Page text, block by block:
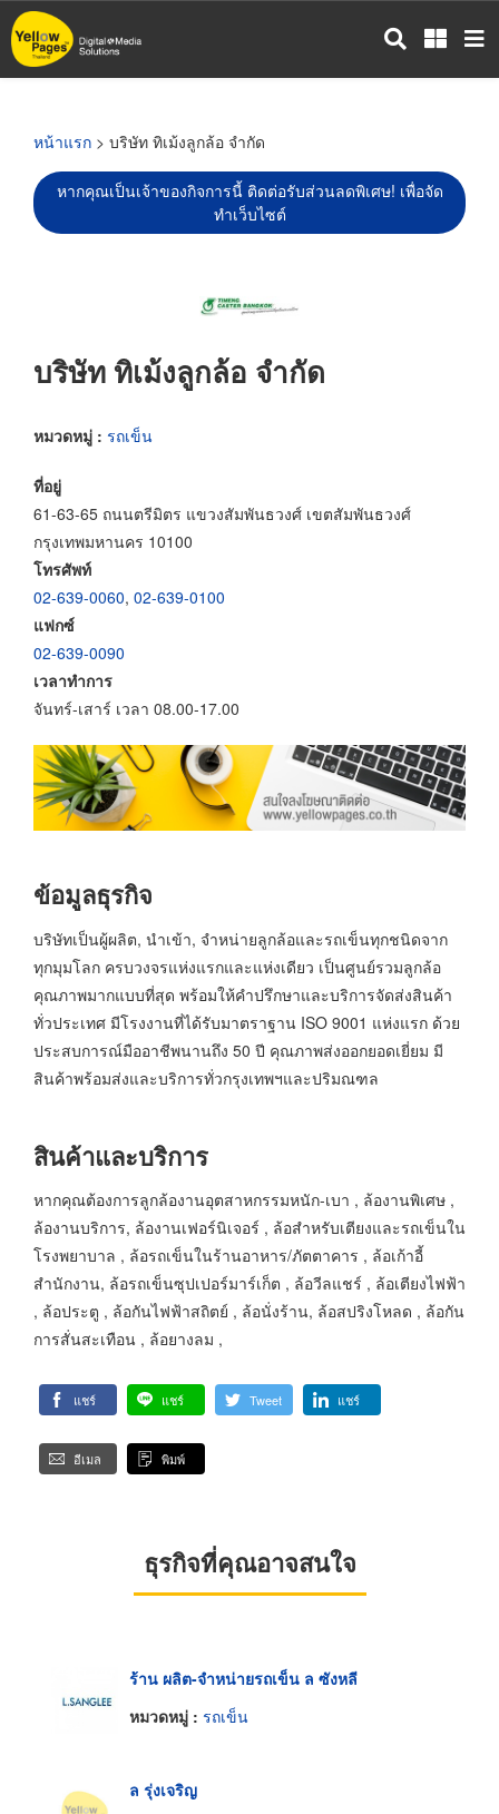
ข้าม
ไป
หน้าแรก > บริษัท ทิเม้งลูกล้อ จำกัด
หากคุณเป็นเจ้าของกิจการนี้ ติดต่อรับส่วนลดพิเศษ! เพื่อจัด
ทำเว็บไซต์
บริษัท ทิเม้งลูกล้อ จำกัด
หมวดหมู่ : รถเข็น
ที่อยู่
61-63-65 ถนนตรีมิตร แขวงสัมพันธวงศ์ เขตสัมพันธวงศ์
กรุงเทพมหานคร 10100
โทรศัพท์
02-639-0060, 02-639-0100
แฟกซ์
02-639-0090
เวลาทำการ
จันทร์-เสาร์ เวลา 08.00-17.00
ข้อมูลธุรกิจ
บริษัทเป็นผู้ผลิต, นำเข้า, จำหน่ายลูกล้อและรถเข็นทุกชนิดจาก
ทุกมุมโลก ครบวงจรแห่งแรกและแห่งเดียว เป็นศูนย์รวมลูกล้อ
คุณภาพมากแบบที่สุด พร้อมให้คำปรึกษาและบริการจัดส่งสินค้า
ทั่วประเทศ มีโรงงานที่ได้รับมาตราฐาน ISO 9001 แห่งแรก ด้วย
ประสบการณ์มืออาชีพนานถึง 50 ปี คุณภาพส่งออกยอดเยี่ยม มี
สินค้าพร้อมส่งและบริการทั่วกรุงเทพฯและปริมณฑล
สินค้าและบริการ
หากคุณต้องการลูกล้องานอุตสาหกรรมหนัก-เบา , ล้องานพิเศษ ,
ล้องานบริการ, ล้องานเฟอร์นิเจอร์ , ล้อสำหรับเตียงและรถเข็นใน
โรงพยาบาล , ล้อรถเข็นในร้านอาหาร/ภัตตาคาร , ล้อเก้าอี้
สำนักงาน, ล้อรถเข็นซุปเปอร์มาร์เก็ต , ล้อวีลแชร์ , ล้อเตียงไฟฟ้า
, ล้อประตู , ล้อกันไฟฟ้าสถิตย์ , ล้อนั่งร้าน, ล้อสปริงโหลด , ล้อกัน
การสั่นสะเทือน , ล้อยางลม ,
แชร์ แชร์ Tweet แชร์
อีเมล พิมพ์
ธุรกิจที่คุณอาจสนใจ
ร้าน ผลิต-จำหน่ายรถเข็น ล ซังหลี
หมวดหมู่ : รถเข็น
ล รุ่งเจริญ